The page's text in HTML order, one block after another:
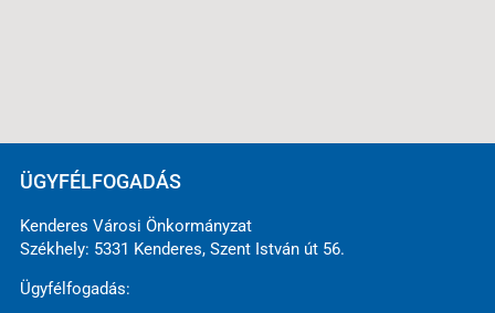
ÜGYFÉLFOGADÁS
Kenderes Városi Önkormányzat
Székhely: 5331 Kenderes, Szent István út 56.
Ügyfélfogadás: